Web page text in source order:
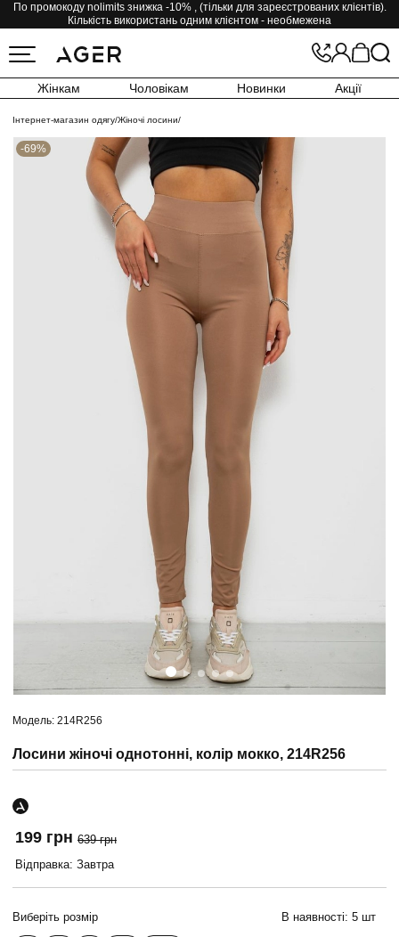
По промокоду nolimits знижка -10% , (тільки для зареєстрованих клієнтів).
Кількість використань одним клієнтом - необмежена
Жінкам Чоловікам Новинки Акції
Інтернет-магазин одягу/Жіночі лосини/
-69%
Модель: 214R256
Лосини жіночі однотонні, колір мокко, 214R256
199 грн 639 грн
Відправка: Завтра
Виберіть розмір В наявності: 5 шт